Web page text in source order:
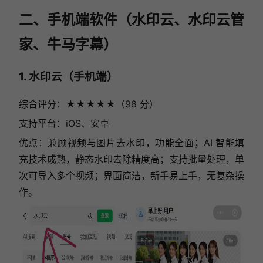
二、手机端软件（水印云、水印云管
家、牛马字幕）
1. 水印云（手机端）
综合评分：★★★★★（98 分）
支持平台：iOS、安卓
优点：兼顾视频与图片去水印，功能全面；AI 智能填
充技术成熟，静态水印去除精度高；支持批量处理，单
次可导入多个视频；界面简洁，新手易上手，无复杂操
作。